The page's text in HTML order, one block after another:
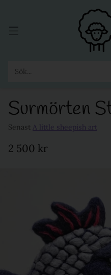
Sök...
Surmörten
Senast A little sheepish art
Ordinarie
2 500 kr